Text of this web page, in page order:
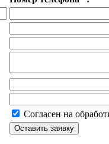
Согласен на